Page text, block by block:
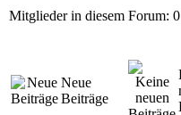
Mitglieder in diesem Forum:
Neue
Beiträge